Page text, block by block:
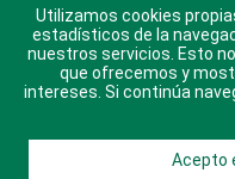
Escuchando al corazón
Economía Personal
Descarga nuestras
Utilizamos cookies
estadísticos de la
nuestros servicios. Esto
que ofrecemos y
intereses. Si continúa
Acepto